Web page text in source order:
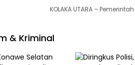
KOLAKA UTARA –
& Kriminal